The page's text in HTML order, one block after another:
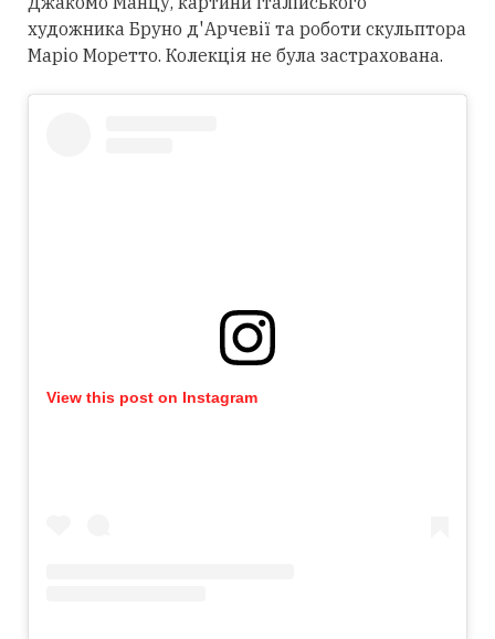
художника Бруно д'Арчевії та роботи скульптора
Маріо Моретто. Колекція не була застрахована.
View this post on Instagram